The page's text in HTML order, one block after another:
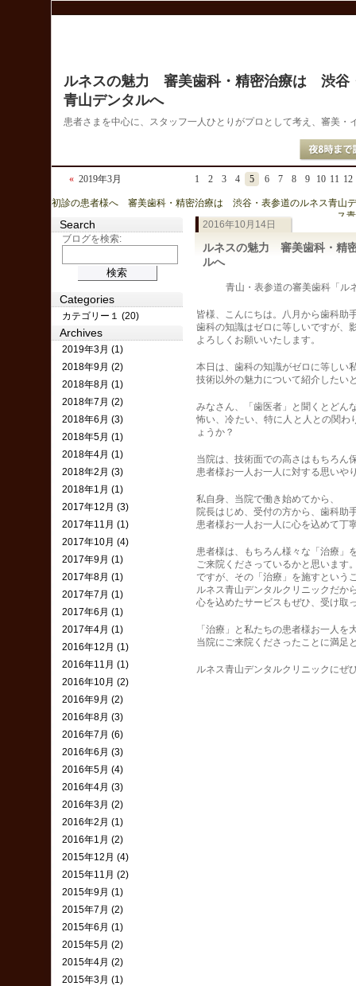
ルネスの魅力 審美歯科・精密治療は 渋谷
青山デンタルへ
患者さまを中心に、スタッフ一人ひとりがプロとして考え、審美
« 2019年3月 1 2 3 4 5 6 7 8 9 10 11 12
« 初診の患者様へ 審美歯科・精密治療は 渋谷・表参道のルネス青山
ス
2016年10月14日
ルネスの魅力 審美歯科・精
ルへ
青山・表参道の審美歯科「ル
皆様、こんにちは。八月から歯科助
歯科の知識はゼロに等しいですが、
よろしくお願いいたします。
本日は、歯科の知識がゼロに等しい
技術以外の魅力について紹介したい
みなさん、「歯医者」と聞くとどん
怖い、冷たい、特に人と人との関
ょうか？
当院は、技術面での高さはもちろん
患者様お一人お一人に対する思いや
私自身、当院で働き始めてから、
院長はじめ、受付の方から、歯科助
患者様お一人お一人に心を込めて丁
患者様は、もちろん様々な「治療」
ご来院くださっているかと思います
ですが、その「治療」を施すという
ルネス青山デンタルクリニックだか
心を込めたサービスもぜひ、受け取
「治療」と私たちの患者様お一人を
当院にご来院くださったことに満足
ルネス青山デンタルクリニックにぜ
Search
ブログを検索:
Categories
カテゴリー１ (20)
Archives
2019年3月 (1)
2018年9月 (2)
2018年8月 (1)
2018年7月 (2)
2018年6月 (3)
2018年5月 (1)
2018年4月 (1)
2018年2月 (3)
2018年1月 (1)
2017年12月 (3)
2017年11月 (1)
2017年10月 (4)
2017年9月 (1)
2017年8月 (1)
2017年7月 (1)
2017年6月 (1)
2017年4月 (1)
2016年12月 (1)
2016年11月 (1)
2016年10月 (2)
2016年9月 (2)
2016年8月 (3)
2016年7月 (6)
2016年6月 (3)
2016年5月 (4)
2016年4月 (3)
2016年3月 (2)
2016年2月 (1)
2016年1月 (2)
2015年12月 (4)
2015年11月 (2)
2015年9月 (1)
2015年7月 (2)
2015年6月 (1)
2015年5月 (2)
2015年4月 (2)
2015年3月 (1)